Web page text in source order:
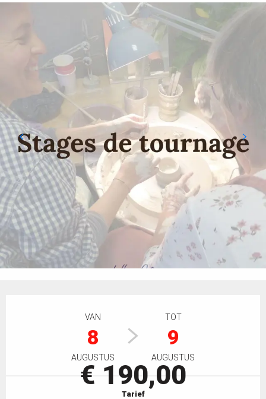
VAN
8
AUGUSTUS
TOT
9
AUGUSTUS
€ 190,00
Tarief